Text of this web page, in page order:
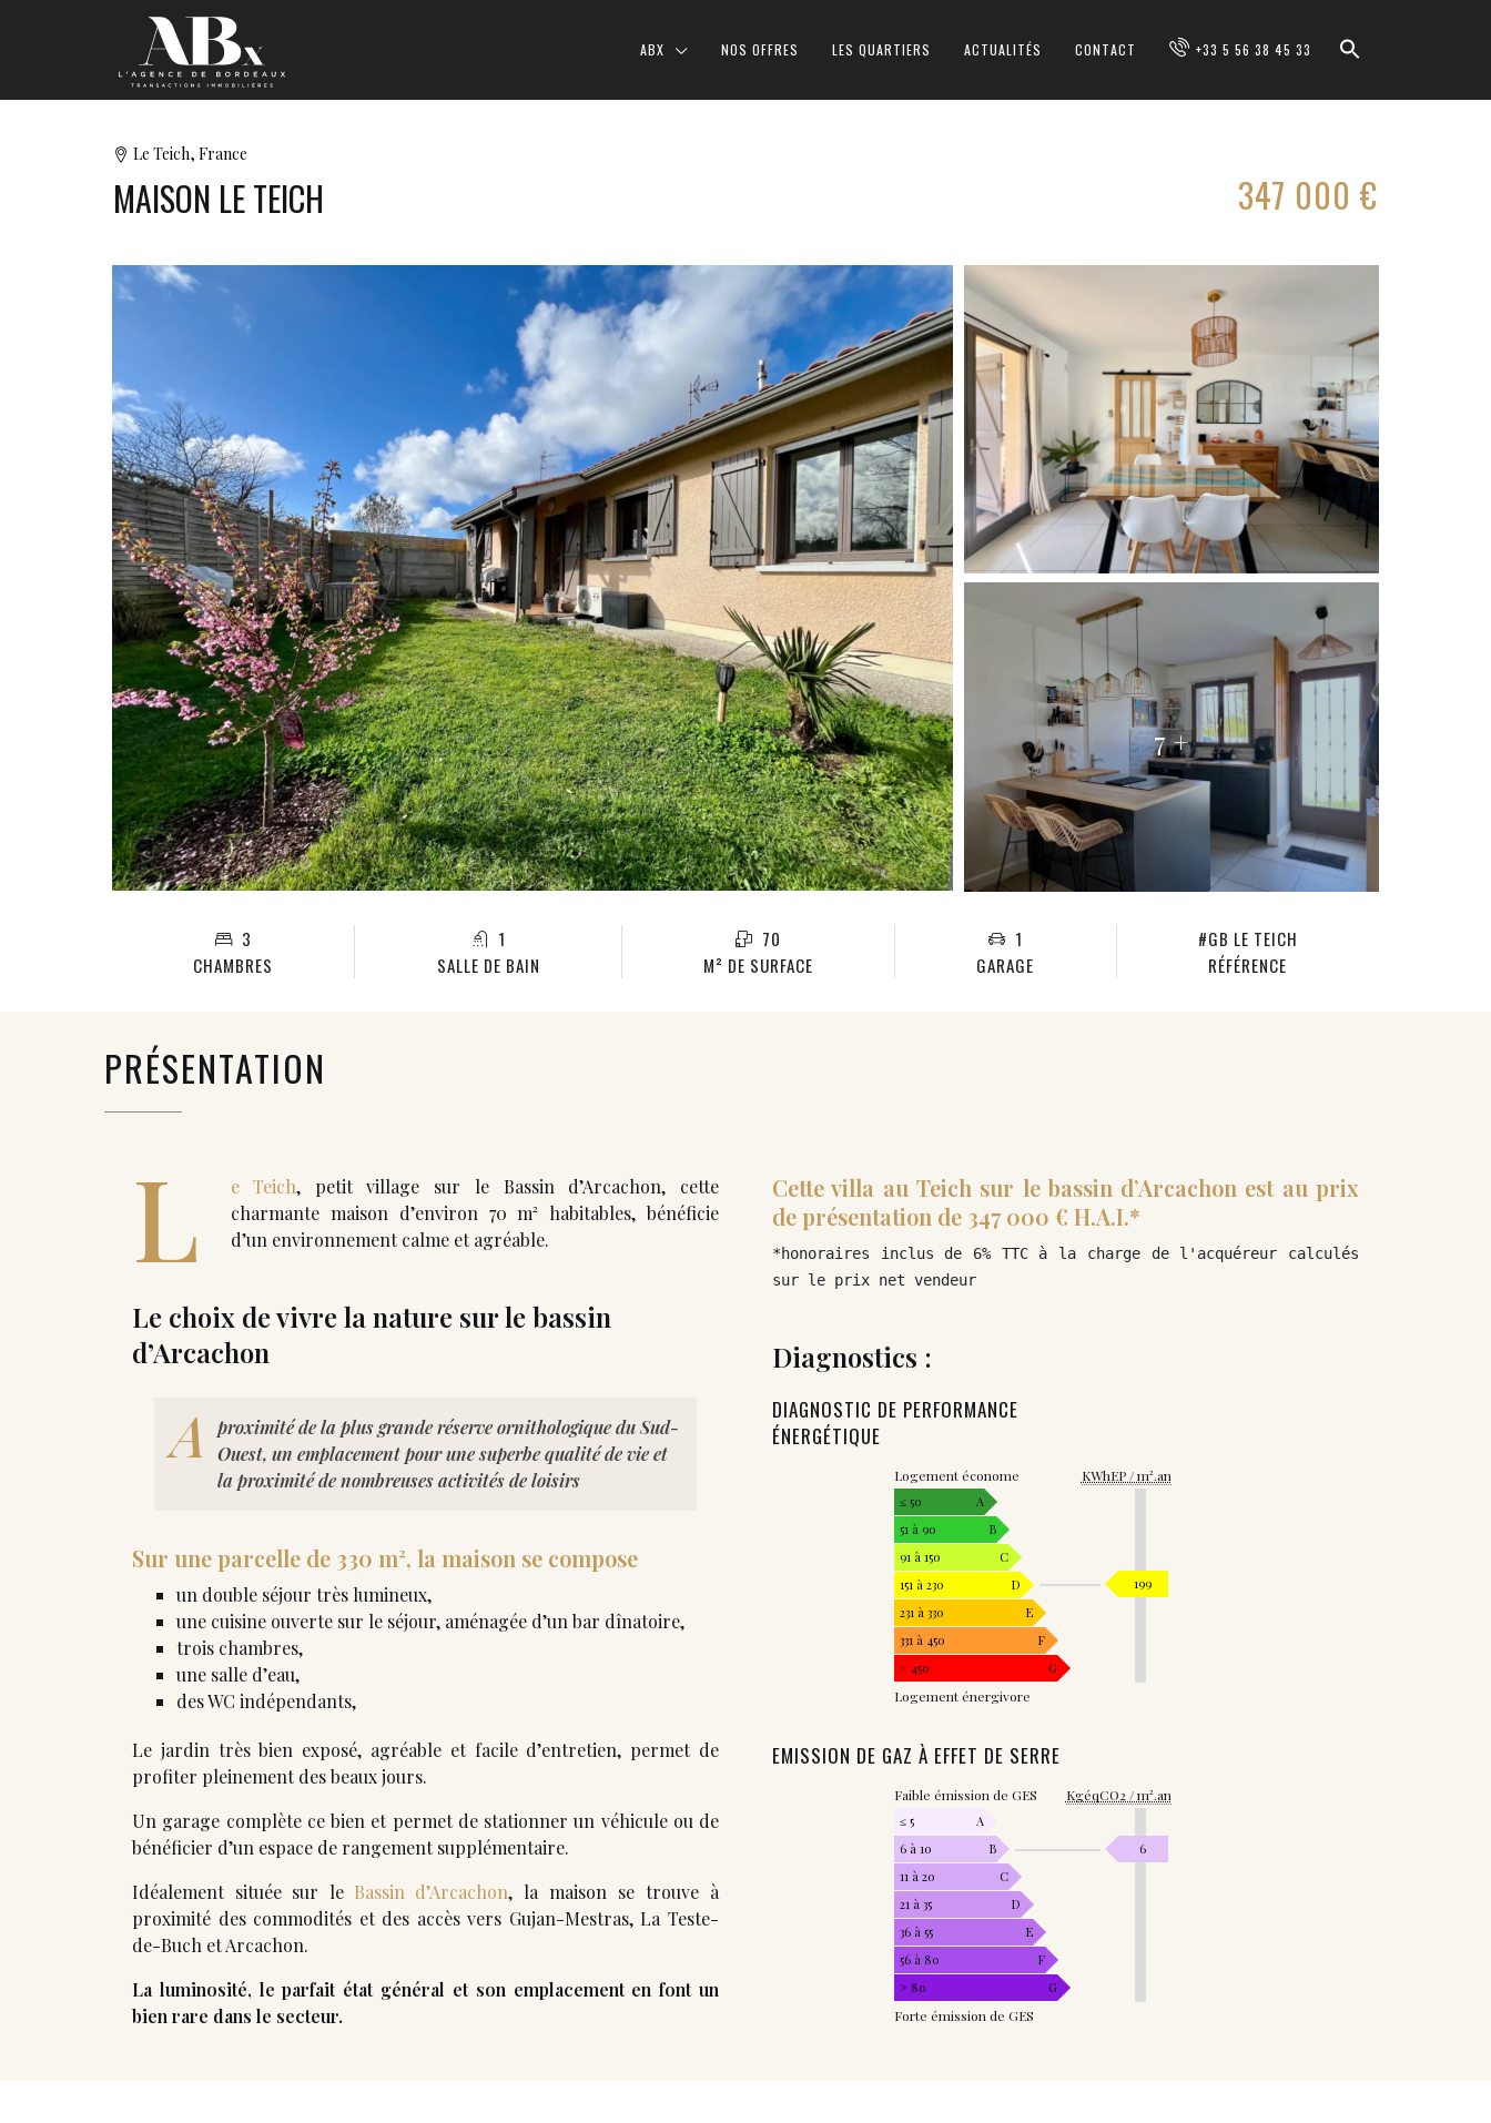
ABX NOS OFFRES LES QUARTIERS ACTUALITÉS CONTACT +33 5 56 38 45 33
Le Teich, France
MAISON LE TEICH 347 000 €
7 +
3
CHAMBRES
1
SALLE DE BAIN
70
M² DE SURFACE
1
GARAGE
#GB LE TEICH
RÉFÉRENCE
PRÉSENTATION
L e Teich, petit village sur le Bassin d’Arcachon, cette
charmante maison d’environ 70 m² habitables, bénéficie
d’un environnement calme et agréable.
Le choix de vivre la nature sur le bassin
d’Arcachon
A
proximité de la plus grande réserve ornithologique du Sud-
Ouest, un emplacement pour une superbe qualité de vie et
la proximité de nombreuses activités de loisirs
Sur une parcelle de 330 m², la maison se compose
un double séjour très lumineux,
une cuisine ouverte sur le séjour, aménagée d’un bar dînatoire,
trois chambres,
une salle d’eau,
des WC indépendants,
Le jardin très bien exposé, agréable et facile d’entretien, permet de
profiter pleinement des beaux jours.
Un garage complète ce bien et permet de stationner un véhicule ou de
bénéficier d’un espace de rangement supplémentaire.
Idéalement située sur le Bassin d’Arcachon, la maison se trouve à
proximité des commodités et des accès vers Gujan-Mestras, La Teste-
de-Buch et Arcachon.
La luminosité, le parfait état général et son emplacement en font un
bien rare dans le secteur.
Cette villa au Teich sur le bassin d’Arcachon est au prix
de présentation de 347 000 € H.A.I.*
*honoraires inclus de 6% TTC à la charge de l'acquéreur calculés
sur le prix net vendeur
Diagnostics :
DIAGNOSTIC DE PERFORMANCE
ÉNERGÉTIQUE
Logement économe KWhEP / m².an
≤ 50
A
51 à 90
B
91 à 150
C
151 à 230
D
231 à 330
E
331 à 450
F
> 450
G
199
Logement énergivore
EMISSION DE GAZ À EFFET DE SERRE
Faible émission de GES KgéqCO2 / m².an
≤ 5
A
6 à 10
B
11 à 20
C
21 à 35
D
36 à 55
E
56 à 80
F
> 80
G
6
Forte émission de GES